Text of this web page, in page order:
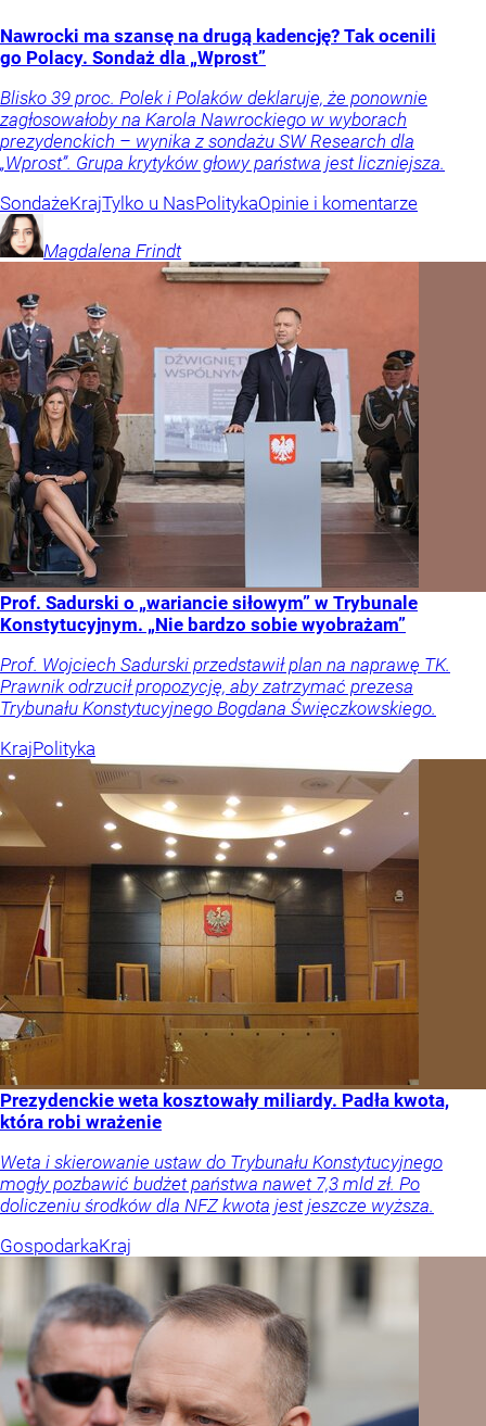
Nawrocki ma szansę na drugą kadencję? Tak ocenili
go Polacy. Sondaż dla „Wprost”
Blisko 39 proc. Polek i Polaków deklaruje, że ponownie
zagłosowałoby na Karola Nawrockiego w wyborach
prezydenckich – wynika z sondażu SW Research dla
„Wprost”. Grupa krytyków głowy państwa jest liczniejsza.
SondażeKrajTylko u NasPolitykaOpinie i komentarze
Magdalena Frindt
Prof. Sadurski o „wariancie siłowym” w Trybunale
Konstytucyjnym. „Nie bardzo sobie wyobrażam”
Prof. Wojciech Sadurski przedstawił plan na naprawę TK.
Prawnik odrzucił propozycję, aby zatrzymać prezesa
Trybunału Konstytucyjnego Bogdana Święczkowskiego.
KrajPolityka
Prezydenckie weta kosztowały miliardy. Padła kwota,
która robi wrażenie
Weta i skierowanie ustaw do Trybunału Konstytucyjnego
mogły pozbawić budżet państwa nawet 7,3 mld zł. Po
doliczeniu środków dla NFZ kwota jest jeszcze wyższa.
GospodarkaKraj